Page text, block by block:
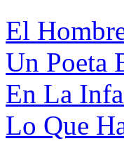
El
Un Poeta
En La
Lo Que